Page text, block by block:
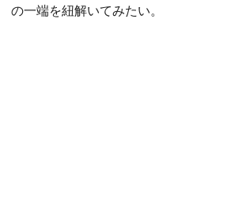
の一端を紐解いてみたい。